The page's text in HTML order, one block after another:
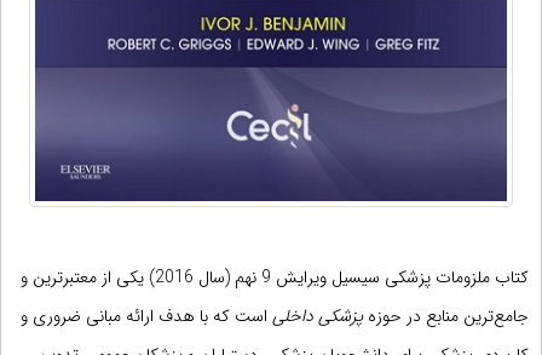
کتاب ملزومات پزشکی سیسیل ویرایش 9 نهم (سال 2016) یکی از معتبرترین و
جامع‌ترین منابع در حوزهپزشکی داخلی است که با هدف ارائه مبانی ضروری و